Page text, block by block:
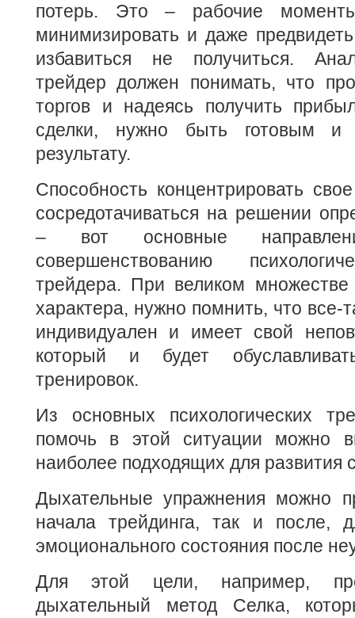
потерь. Это – рабочие
минимизировать и даже
избавиться не получиться.
трейдер должен понимать, что
торгов и надеясь получить
сделки, нужно быть готовым и
результату.
Способность концентрировать
сосредотачиваться на решении
– вот основные
совершенствованию
трейдера. При великом множестве
характера, нужно помнить, что все-
индивидуален и имеет свой
который и будет
тренировок.
Из основных психологических
помочь в этой ситуации можно
наиболее подходящих для развития
Дыхательные упражнения можно
начала трейдинга, так и после,
эмоционального состояния после
Для этой цели, например,
дыхательный метод Селка,